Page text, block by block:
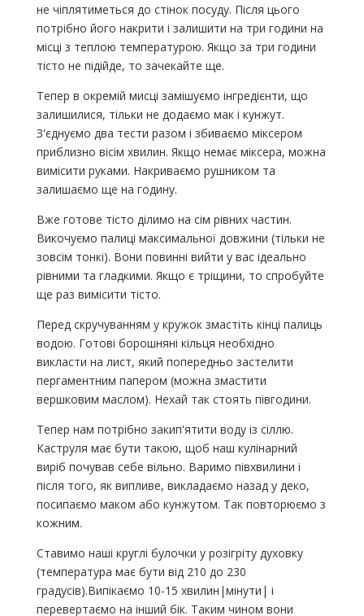
не чіплятиметься до стінок посуду. Після цього
потрібно його накрити і залишити на три години на
місці з теплою температурою. Якщо за три години
тісто не підійде, то зачекайте ще.
Тепер в окремій мисці замішуємо інгредієнти, що
залишилися, тільки не додаємо мак і кунжут.
З'єднуємо два тести разом і збиваємо міксером
приблизно вісім хвилин. Якщо немає міксера, можна
вимісити руками. Накриваємо рушником та
залишаємо ще на годину.
Вже готове тісто ділимо на сім рівних частин.
Викочуємо палиці максимальної довжини (тільки не
зовсім тонкі). Вони повинні вийти у вас ідеально
рівними та гладкими. Якщо є тріщини, то спробуйте
ще раз вимісити тісто.
Перед скручуванням у кружок змастіть кінці палиць
водою. Готові борошняні кільця необхідно
викласти на лист, який попередньо застелити
пергаментним папером (можна змастити
вершковим маслом). Нехай так стоять півгодини.
Тепер нам потрібно закип'ятити воду із сіллю.
Каструля має бути такою, щоб наш кулінарний
виріб почував себе вільно. Варимо півхвилини і
після того, як випливе, викладаємо назад у деко,
посипаємо маком або кунжутом. Так повторюємо з
кожним.
Ставимо наші круглі булочки у розігріту духовку
(температура має бути від 210 до 230
градусів).Випікаємо 10-15 хвилин|мінути| і
перевертаємо на інший бік. Таким чином вони